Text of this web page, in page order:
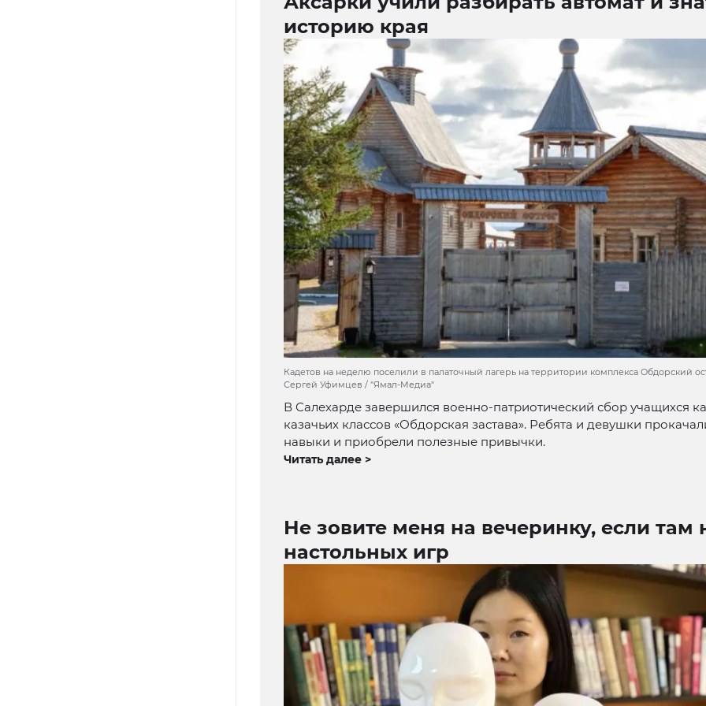
историю края
Кадетов на неделю поселили в палаточный лагерь на территории комплекса Обдорский
Сергей Уфимцев / "Ямал-Медиа"
В Салехарде завершился военно-патриотический сбор учащихся
казачьих классов «Обдорская застава». Ребята и девушки
навыки и приобрели полезные привычки.
Читать далее >
Не зовите меня на вечеринку, если там
настольных игр